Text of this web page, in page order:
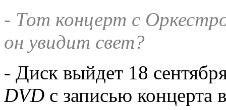
- Тот концерт с
он увидит свет?
- Диск выйдет 18
DVD с записью концерта